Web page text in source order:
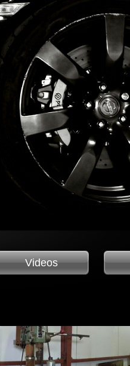
Videos